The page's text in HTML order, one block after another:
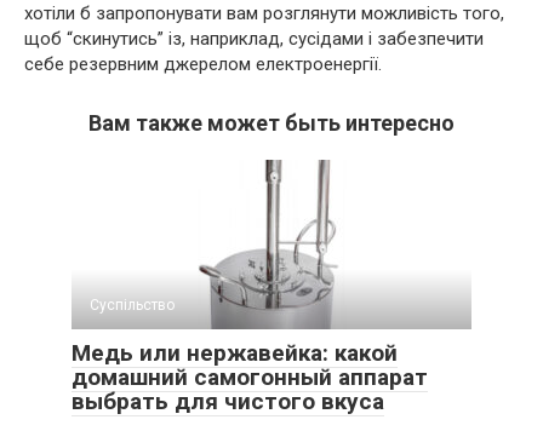
хотіли б запропонувати вам розглянути можливість того,
щоб “скинутись” із, наприклад, сусідами і забезпечити
себе резервним джерелом електроенергії.
Вам также может быть интересно
Суспільство
Медь или нержавейка: какой
домашний самогонный аппарат
выбрать для чистого вкуса